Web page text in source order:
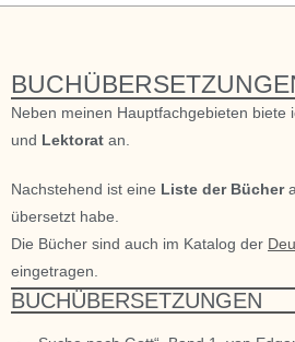
Neben meinen Hauptfachgebieten biete
und Lektorat an.
Nachstehend ist eine Liste der Bücher
übersetzt habe.
Die Bücher sind auch im Katalog der
eingetragen.
BUCHÜBERSETZUNGEN